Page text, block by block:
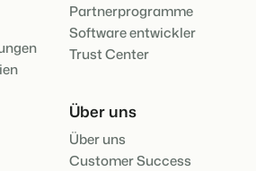
Partnerprogramme
Software entwickler
Trust Center
Über uns
Über uns
Customer Success